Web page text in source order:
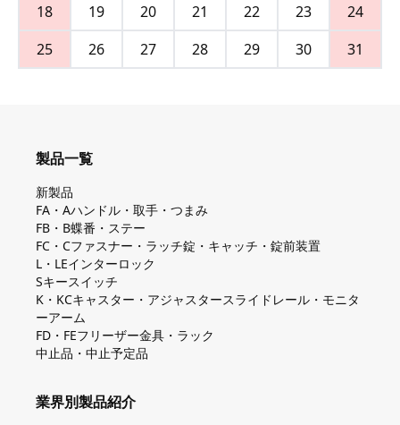
18
19 20 21 22 23
24
25
26 27 28 29 30 31
製品一覧
新製品
FA・Aハンドル・取手・つまみ
FB・B蝶番・ステー
FC・Cファスナー・ラッチ錠・キャッチ・錠前装置
L・LEインターロック
Sキースイッチ
K・KCキャスター・アジャスタースライドレール・モニタ
ーアーム
FD・FEフリーザー金具・ラック
中止品・中止予定品
業界別製品紹介